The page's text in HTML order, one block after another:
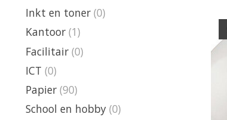
Inkt en toner (0)
Kantoor (1)
Facilitair (0)
ICT (0)
Papier (90)
School en hobby (0)